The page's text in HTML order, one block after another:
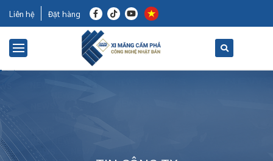
Liên hệ Đặt hàng